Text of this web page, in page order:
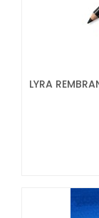
LYRA